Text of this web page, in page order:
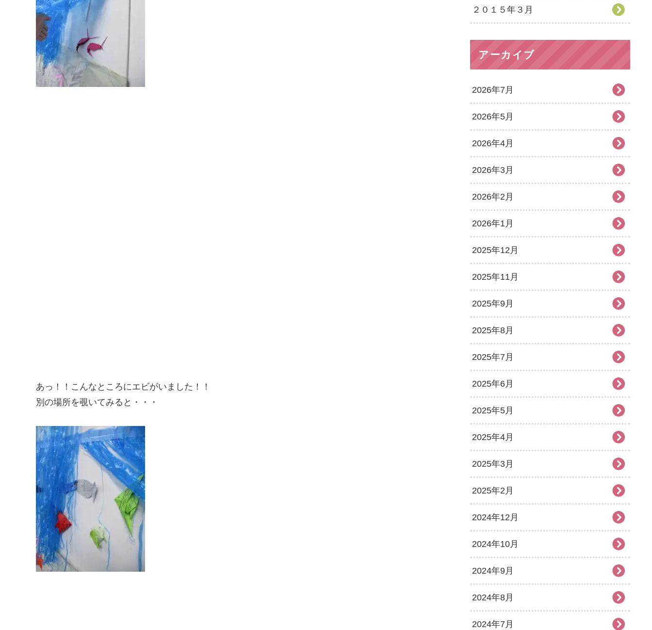
あっ！！こんなところにエビがいました！！
別の場所を覗いてみると・・・
２０１５年３月
アーカイブ
2026年7月
2026年5月
2026年4月
2026年3月
2026年2月
2026年1月
2025年12月
2025年11月
2025年9月
2025年8月
2025年7月
2025年6月
2025年5月
2025年4月
2025年3月
2025年2月
2024年12月
2024年10月
2024年9月
2024年8月
2024年7月